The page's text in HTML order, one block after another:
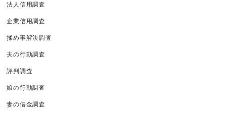
法人信用調査
企業信用調査
揉め事解決調査
夫の行動調査
評判調査
娘の行動調査
妻の借金調査